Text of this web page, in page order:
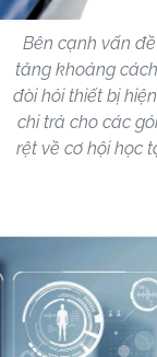
Bên cạnh vấn
tăng khoảng
đòi hỏi thiết bị
chi trả cho các
rệt về cơ hội học